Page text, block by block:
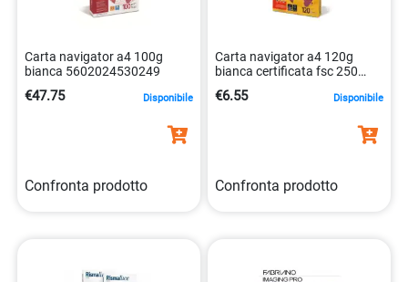
Carta navigator a4 100g
bianca 5602024530249
€47.75 Disponibile
Confronta prodotto
Carta navigator a4 120g
bianca certificata fsc 250
€6.55 Disponibile
Confronta prodotto